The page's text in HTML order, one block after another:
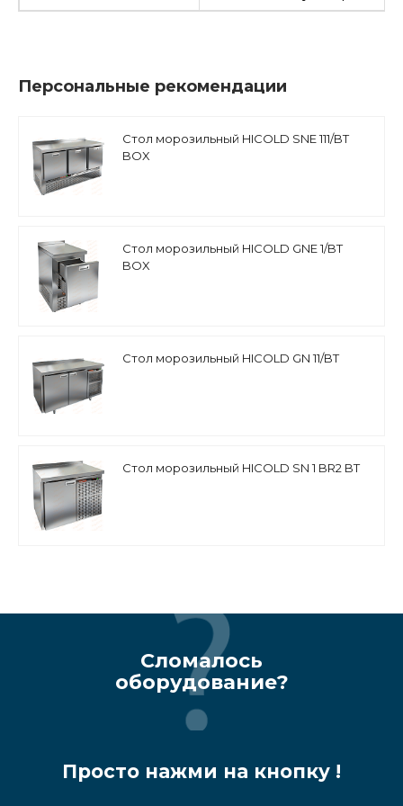
Персональные рекомендации
Стол морозильный HICOLD SNE 111/BT
BOX
Стол морозильный HICOLD GNE 1/BT
BOX
Стол морозильный HICOLD GN 11/BT
Стол морозильный HICOLD SN 1 BR2 BT
Сломалось
оборудование?
Просто нажми на кнопку !